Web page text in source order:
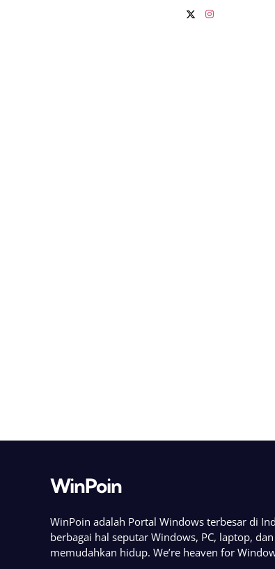
WinPoin
WinPoin adalah Portal Windows terbesar di
berbagai hal seputar Windows, PC, laptop,
memudahkan hidup. We’re heaven for